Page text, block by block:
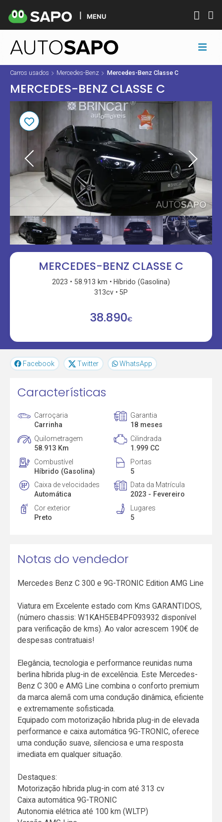
MENU
Carros usados Mercedes-Benz Mercedes-Benz Classe C
MERCEDES-BENZ CLASSE C
MERCEDES-BENZ CLASSE C
2023 58.913 km
Híbrido (Gasolina)
313cv
5P
38.890€
Facebook Twitter WhatsApp
Características
Carroçaria
Carrinha
Garantia
18 meses
Quilometragem
58.913 Km
Cilindrada
1.999 CC
Combustível
Híbrido (Gasolina)
Portas
5
Caixa de velocidades
Automática
Data da Matrícula
2023 - Fevereiro
Cor exterior
Preto
Lugares
5
Notas do vendedor
Mercedes Benz C 300 e 9G-TRONIC Edition AMG Line
Viatura em Excelente estado com Kms GARANTIDOS,
(número chassis: W1KAH5EB4PF093932 disponível
para verificação de kms). Ao valor acrescem 190€ de
despesas contratuais!
Elegância, tecnologia e performance reunidas numa
berlina híbrida plug-in de excelência. Este Mercedes-
Benz C 300 e AMG Line combina o conforto premium
da marca alemã com uma condução dinâmica, eficiente
e extremamente sofisticada.
Equipado com motorização híbrida plug-in de elevada
performance e caixa automática 9G-TRONIC, oferece
uma condução suave, silenciosa e uma resposta
imediata em qualquer situação.
Destaques:
Motorização híbrida plug-in com até 313 cv
Caixa automática 9G-TRONIC
Autonomia elétrica até 100 km (WLTP)